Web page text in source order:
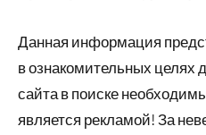
Данная информация
в ознакомительных целях
сайта в поиске
является рекламой! За